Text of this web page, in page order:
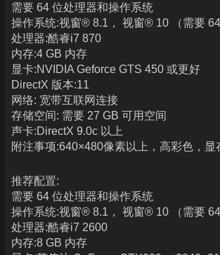
需要 64 位处理器和操作系统
操作系统:视窗® 8.1， 视窗® 10 （需要 64
处理器:酷睿i7 870
内存:4 GB 内存
显卡:NVIDIA Geforce GTS 450 或更好
DirectX 版本:11
网络: 宽带互联网连接
存储空间: 需要 27 GB 可用空间
声卡:DirectX 9.0c 以上
附注事项:640×480像素以上，高彩色，显
推荐配置:
需要 64 位处理器和操作系统
操作系统:视窗® 8.1， 视窗® 10 （需要 64
处理器:酷睿i7 2600
内存:8 GB 内存